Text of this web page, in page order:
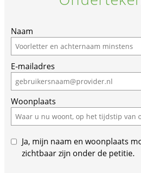
Naam
E-mailadres
Woonplaats
Ja, mijn naam en woonplaats
zichtbaar zijn onder de petitie.